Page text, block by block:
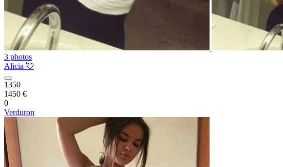
3 photos
Alicia 💘
1350
1450 €
0
Verduron